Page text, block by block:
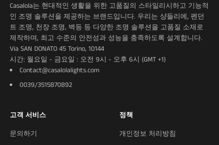
Casalola는 현대적인 생활을 위한 고품질의 스타일리시하고 기능적
인 조명 솔루션을 제공하는 브랜드입니다. 우리는 샹들리에, 펜던
트 조명, 천장 조명, 벽등 등 다양한 조명 솔루션을 고품질 소재로
제작하며, 최고 수준의 안전성과 성능을 충족하도록 설계합니다.
Via SAN DONATO 45 Torino, 10144
시간: 월요일 - 금요일 : 오전 9시 - 오후 6시 (GMT +1)
Contact@casalolalights.com
0039/3515870892
고객 서비스
문의하기
정책
개인정보 처리방침